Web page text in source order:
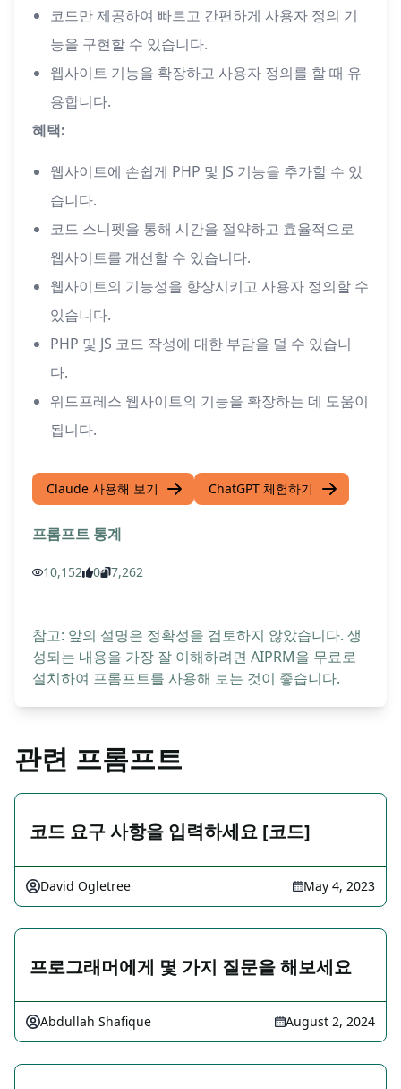
코드만 제공하여 빠르고 간편하게 사용자 정의 기
능을 구현할 수 있습니다.
웹사이트 기능을 확장하고 사용자 정의를 할 때 유
용합니다.
혜택:
웹사이트에 손쉽게 PHP 및 JS 기능을 추가할 수 있
습니다.
코드 스니펫을 통해 시간을 절약하고 효율적으로
웹사이트를 개선할 수 있습니다.
웹사이트의 기능성을 향상시키고 사용자 정의할 수
있습니다.
PHP 및 JS 코드 작성에 대한 부담을 덜 수 있습니
다.
워드프레스 웹사이트의 기능을 확장하는 데 도움이
됩니다.
Claude 사용해 보기 ChatGPT 체험하기
프롬프트 통계
10,152 0 7,262
참고: 앞의 설명은 정확성을 검토하지 않았습니다. 생
성되는 내용을 가장 잘 이해하려면 AIPRM을 무료로
설치하여 프롬프트를 사용해 보는 것이 좋습니다.
관련 프롬프트
코드 요구 사항을 입력하세요 [코드]
David Ogletree May 4, 2023
프로그래머에게 몇 가지 질문을 해보세요
Abdullah Shafique August 2, 2024